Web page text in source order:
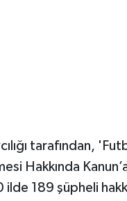
tarafından,
Hakkında
189 şüpheli